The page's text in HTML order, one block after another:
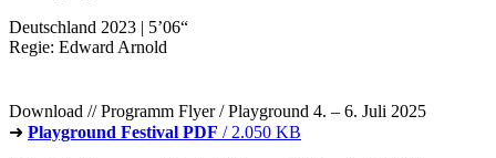
Deutschland 2023 | 5’06“
Regie: Edward Arnold
Download // Programm Flyer / Playground 4. – 6. Juli 2025
➜ Playground Festival PDF / 2.050 KB